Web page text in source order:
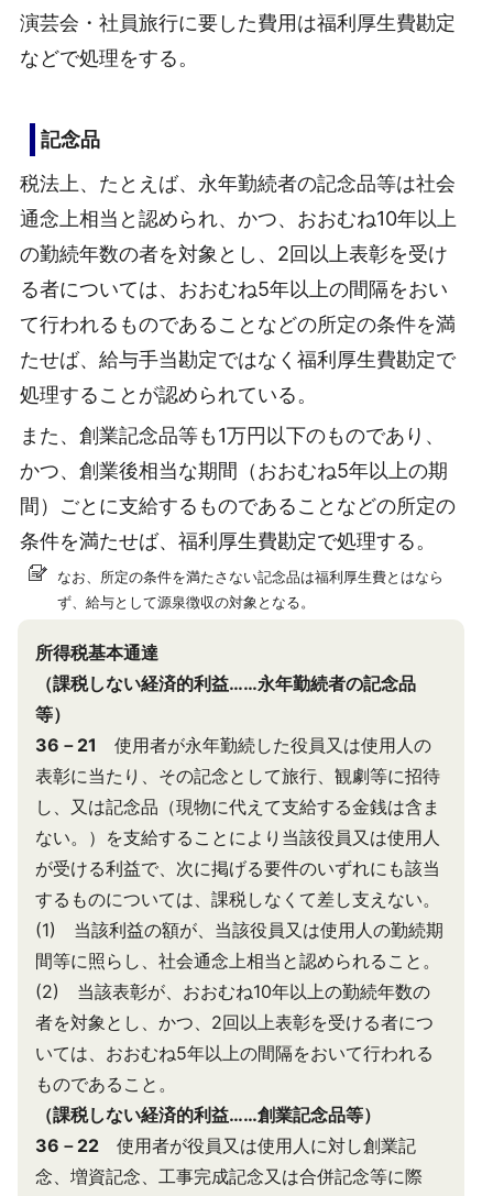
演芸会・社員旅行に要した費用は福利厚生費勘定
などで処理をする。
記念品
税法上、たとえば、永年勤続者の記念品等は社会
通念上相当と認められ、かつ、おおむね10年以上
の勤続年数の者を対象とし、2回以上表彰を受け
る者については、おおむね5年以上の間隔をおい
て行われるものであることなどの所定の条件を満
たせば、給与手当勘定ではなく福利厚生費勘定で
処理することが認められている。
また、創業記念品等も1万円以下のものであり、
かつ、創業後相当な期間（おおむね5年以上の期
間）ごとに支給するものであることなどの所定の
条件を満たせば、福利厚生費勘定で処理する。
なお、所定の条件を満たさない記念品は福利厚生費とはなら
ず、給与として源泉徴収の対象となる。
所得税基本通達
（課税しない経済的利益……永年勤続者の記念品
等）
36－21 使用者が永年勤続した役員又は使用人の
表彰に当たり、その記念として旅行、観劇等に招待
し、又は記念品（現物に代えて支給する金銭は含ま
ない。）を支給することにより当該役員又は使用人
が受ける利益で、次に掲げる要件のいずれにも該当
するものについては、課税しなくて差し支えない。
(1) 当該利益の額が、当該役員又は使用人の勤続期
間等に照らし、社会通念上相当と認められること。
(2) 当該表彰が、おおむね10年以上の勤続年数の
者を対象とし、かつ、2回以上表彰を受ける者につ
いては、おおむね5年以上の間隔をおいて行われる
ものであること。
（課税しない経済的利益……創業記念品等）
36－22 使用者が役員又は使用人に対し創業記
念、増資記念、工事完成記念又は合併記念等に際